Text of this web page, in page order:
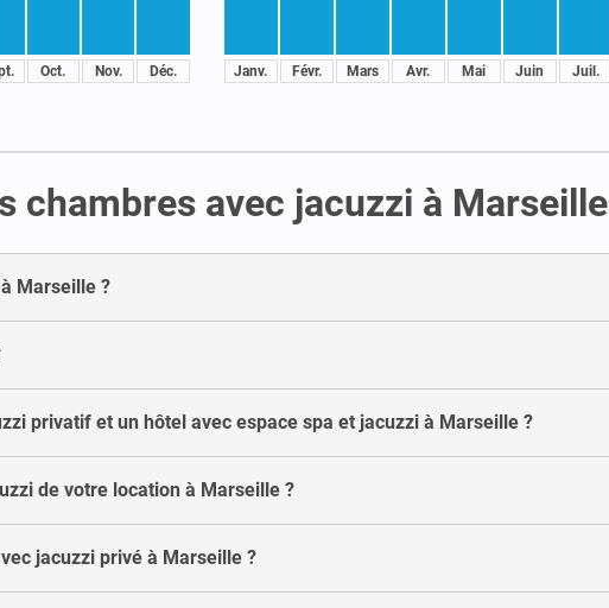
Oct. Nov. Déc. Janv. Févr. Mars Avr. Mai Juin Juil.
chambres avec jacuzzi à Marseille
Marseille ?
privatif et un hôtel avec espace spa et jacuzzi à Marseille ?
de votre location à Marseille ?
jacuzzi privé à Marseille ?